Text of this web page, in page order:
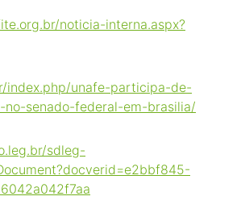
noticia-interna.aspx?
index.php/unafe-participa-de-
no-senado-federal-em-brasilia/
sdleg-